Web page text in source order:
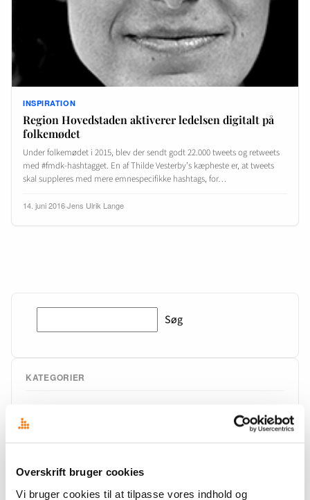
Overskrift bruger cookies
Vi bruger cookies til at tilpasse vores indhold og
INSPIRATION
Region Hovedstaden aktiverer ledelsen digitalt på
folkemødet
Under folkemødet i 2015, blev der sendt godt 22.000 tweets og retweets
med #fmdk-hashtagget. En af Thilde Vesterby’s kæpheste er, at tweets
skal suppleres med mere emnespecifikke hashtags, for…
14. juni 2016·Jens Ulrik Lange
Søg
KATEGORIER
Arrangementer
Nøgletal
Nyt hos Overskrift